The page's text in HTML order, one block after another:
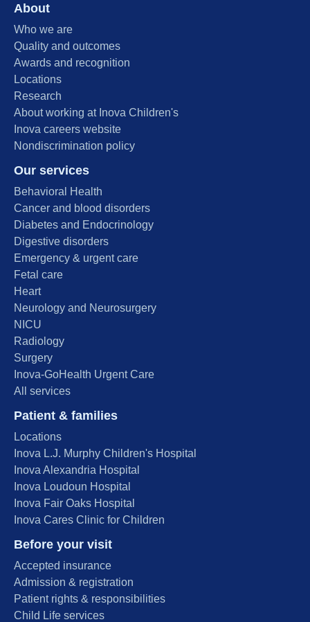
About
Who we are
Quality and outcomes
Awards and recognition
Locations
Research
About working at Inova Children's
Inova careers website
Nondiscrimination policy
Our services
Behavioral Health
Cancer and blood disorders
Diabetes and Endocrinology
Digestive disorders
Emergency & urgent care
Fetal care
Heart
Neurology and Neurosurgery
NICU
Radiology
Surgery
Inova-GoHealth Urgent Care
All services
Patient & families
Locations
Inova L.J. Murphy Children's Hospital
Inova Alexandria Hospital
Inova Loudoun Hospital
Inova Fair Oaks Hospital
Inova Cares Clinic for Children
Before your visit
Accepted insurance
Admission & registration
Patient rights & responsibilities
Child Life services